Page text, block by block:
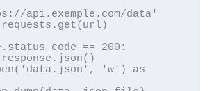
api.exemple.com/data'
requests.get(url)
== 200: